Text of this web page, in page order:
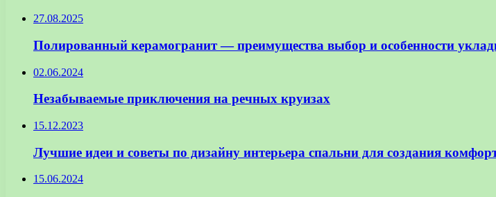
27.08.2025
Полированный керамогранит — преимущества выбор и особенности
02.06.2024
Незабываемые приключения на речных круизах
15.12.2023
Лучшие идеи и советы по дизайну интерьера спальни для создания
15.06.2024